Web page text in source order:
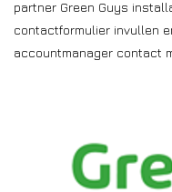
Extra's
Servicecontract
partner Green Guys
contactformulier invullen
accountmanager contact